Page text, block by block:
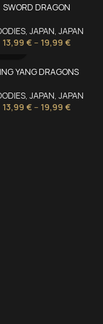
SWORD DRAGON
,JAPAN,JAPAN
13,99 € – 19,99 €
YANG DRAGONS
,JAPAN,JAPAN
13,99 € – 19,99 €